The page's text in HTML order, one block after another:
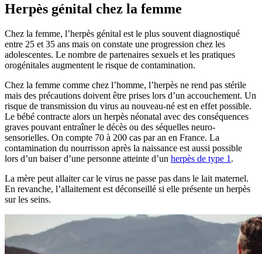
Herpès génital chez la femme
Chez la femme, l’herpès génital est le plus souvent diagnostiqué
entre 25 et 35 ans mais on constate une progression chez les
adolescentes. Le nombre de partenaires sexuels et les pratiques
orogénitales augmentent le risque de contamination.
Chez la femme comme chez l’homme, l’herpès ne rend pas stérile
mais des précautions doivent être prises lors d’un accouchement. Un
risque de transmission du virus au nouveau-né est en effet possible.
Le bébé contracte alors un herpès néonatal avec des conséquences
graves pouvant entraîner le décès ou des séquelles neuro-
sensorielles. On compte 70 à 200 cas par an en France. La
contamination du nourrisson après la naissance est aussi possible
lors d’un baiser d’une personne atteinte d’un herpès de type 1 .
La mère peut allaiter car le virus ne passe pas dans le lait maternel.
En revanche, l’allaitement est déconseillé si elle présente un herpès
sur les seins.